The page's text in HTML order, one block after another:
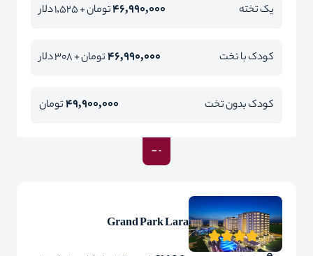
یک تخته 46,990,000تومان + 1,525 دلار
کودک با تخت 46,990,000تومان + 308 دلار
کودک بدون تخت 49,900,000تومان
Grand Park Lara